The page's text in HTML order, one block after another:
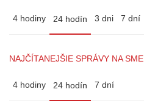
4 hodiny 24 hodín 3 dni 7 dní
NAJČÍTANEJŠIE SPRÁVY NA SME
4 hodiny 24 hodín 7 dní